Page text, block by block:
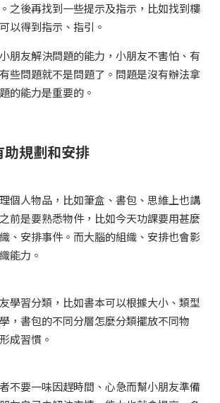
之後再找到一些提示及指示，比如找到樓
以得到指示、指引。
朋友解決問題的能力，小朋友不害怕、有
些問題就不是問題了。問題是沒有辦法拿
的能力是重要的。
規劃和安排
個人物品，比如筆盒、書包、思維上也講
前是要熟悉物件，比如今天功課要用甚麼
、安排事件。而大腦的組織、安排也會影
能力。
學習分類，比如書本可以根據大小、類型
，書包的不同分層怎麼分類擺放不同物
成習慣。
不要一味因趕時間、心急而幫小朋友準備